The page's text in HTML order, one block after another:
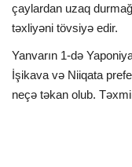
çaylardan uzaq
təxliyəni tövsiyə edir.
Yanvarın 1-də
İşikava və Niiqata
neçə təkan olub.